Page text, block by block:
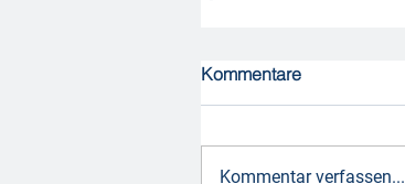
Kommentare
Kommentar verfassen...